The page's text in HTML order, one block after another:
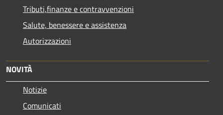
Tributi,finanze e contravvenzioni
Salute, benessere e assistenza
Autorizzazioni
NOVITÀ
Notizie
Comunicati